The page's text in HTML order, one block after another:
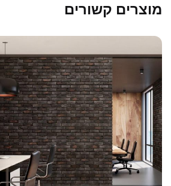
מוצרים קשורים